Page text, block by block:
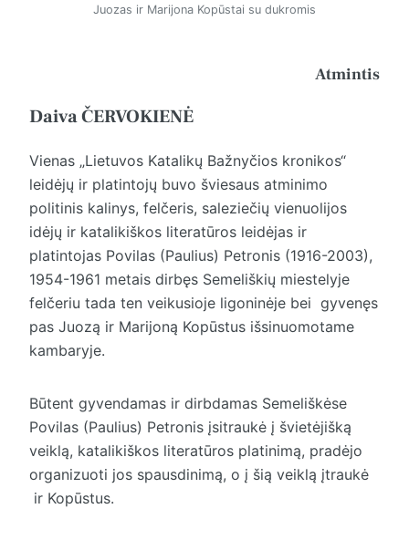
Juozas ir Marijona Kopūstai su dukromis
Atmintis
Daiva ČERVOKIENĖ
Vienas „Lietuvos Katalikų Bažnyčios kronikos“
leidėjų ir platintojų buvo šviesaus atminimo
politinis kalinys, felčeris, saleziečių vienuolijos
idėjų ir katalikiškos literatūros leidėjas ir
platintojas Povilas (Paulius) Petronis (1916-2003),
1954-1961 metais dirbęs Semeliškių miestelyje
felčeriu tada ten veikusioje ligoninėje bei gyvenęs
pas Juozą ir Marijoną Kopūstus išsinuomotame
kambaryje.
Būtent gyvendamas ir dirbdamas Semeliškėse
Povilas (Paulius) Petronis įsitraukė į švietėjišką
veiklą, katalikiškos literatūros platinimą, pradėjo
organizuoti jos spausdinimą, o į šią veiklą įtraukė
ir Kopūstus.